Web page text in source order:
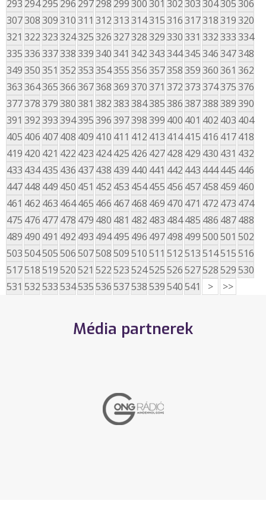
293 294295 296 297298 299300301 302303304305306
307308309310311 312313314315316317318319320
321 322323324325326327328329330331 332333334
335336337338339340341 342343344345346347348
349350351 352353354355356357358359360361 362
363364365366367368369370371 372373374375376
377378379380381 382383384385386387388389390
391 392393394395396397398399 400 401 402 403 404
405 406 407408 409 410 411 412 413 414415 416 417418
419 420 421 422 423 424425 426 427428 429 430 431 432
433 434435 436 437438 439 440 441 442 443 444445 446
447448 449 450 451 452 453 454455 456 457458 459 460
461 462 463 464465 466 467468 469 470 471 472 473 474
475 476 477478 479 480 481 482 483 484485 486 487488
489 490 491 492 493 494495 496 497498 499500501 502
503504505506507508509510511 512513514515516
517518519520521 522523524525526527528529530
531 532533534535536537538539540541 > >>
Média partnerek